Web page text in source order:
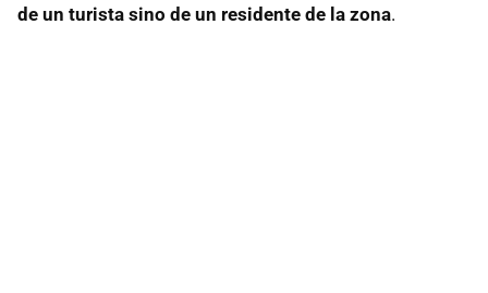
de un turista sino de un residente de la zona.